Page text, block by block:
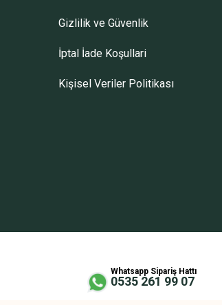
Whatsapp Sipariş Hattı
0535 261 99 07
Gizlilik ve Güvenlik
İptal İade Koşullari
Kişisel Veriler Politikası